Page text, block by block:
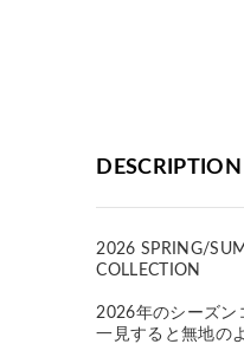
DESCRIPTION
2026 SPRING/
COLLECTION
2026年のシーズン
一見すると無地の